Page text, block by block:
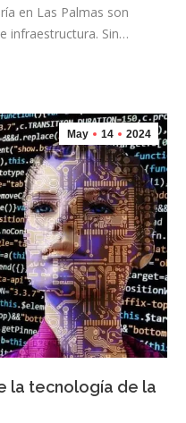
en Las Palmas son
infraestructura. Sin…
May 14 2024
la tecnología de la